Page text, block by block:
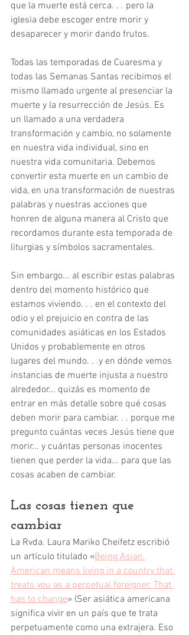
que la muerte está cerca. . . pero la
iglesia debe escoger entre morir y
desaparecer y morir dando frutos.
Todas las temporadas de Cuaresma y
todas las Semanas Santas recibimos el
mismo llamado urgente al presenciar la
muerte y la resurrección de Jesús. Es
un llamado a una verdadera
transformación y cambio, no solamente
en nuestra vida individual, sino en
nuestra vida comunitaria. Debemos
convertir esta muerte en un cambio de
vida, en una transformación de nuestras
palabras y nuestras acciones que
honren de alguna manera al Cristo que
recordamos durante esta temporada de
liturgias y símbolos sacramentales.
Sin embargo... al escribir estas palabras
dentro del momento histórico que
estamos viviendo. . . en el contexto del
odio y el prejuicio en contra de las
comunidades asiáticas en los Estados
Unidos y probablemente en otros
lugares del mundo. . .y en dónde vemos
instancias de muerte injusta a nuestro
alrededor... quizás es momento de
entrar en más detalle sobre qué cosas
deben morir para cambiar. . . porque me
pregunto cuántas veces Jesús tiene que
morir... y cuántas personas inocentes
tienen que perder la vida... para que las
cosas acaben de cambiar.
Las cosas tienen que
cambiar
La Rvda. Laura Mariko Cheifetz escribió
un artículo titulado «Being Asian
American means living in a country that
treats you as a perpetual foreigner. That
has to change» (Ser asiática americana
significa vivir en un país que te trata
perpetuamente como una extrajera. Eso